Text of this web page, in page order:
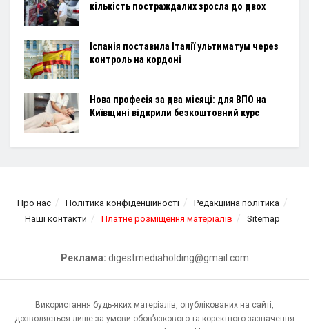
кількість постраждалих зросла до двох
Іспанія поставила Італії ультиматум через
контроль на кордоні
Нова професія за два місяці: для ВПО на
Київщині відкрили безкоштовний курс
Про нас Політика конфіденційності
Редакційна політика
Наші контакти
Платне розміщення матеріалів Sitemap
Реклама: digestmediaholding@gmail.com
Використання будь-яких матеріалів, опублікованих на сайті,
дозволяється лише за умови обов’язкового та коректного зазначення